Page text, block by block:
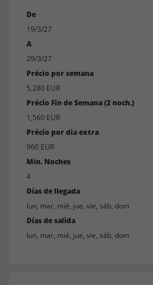
De
19/3/27
A
29/3/27
Précio por semana
5,280 EUR
Précio Fin de Semana (2 noch.)
1,560 EUR
Précio por dia extra
960 EUR
Mín. Noches
4
Días de llegada
lun, mar, mié, jue, vie, sáb, dom
Días de salida
lun, mar, mié, jue, vie, sáb, dom